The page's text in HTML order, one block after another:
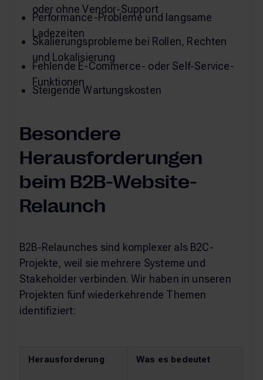
oder ohne Vendor-Support
Performance-Probleme und langsame
Ladezeiten
Skalierungsprobleme bei Rollen, Rechten
und Lokalisierung
Fehlende E-Commerce- oder Self-Service-
Funktionen
Steigende Wartungskosten
Besondere
Herausforderungen
beim B2B-Website-
Relaunch
B2B-Relaunches sind komplexer als B2C-
Projekte, weil sie mehrere Systeme und
Stakeholder verbinden. Wir haben in unseren
Projekten fünf wiederkehrende Themen
identifiziert:
Herausforderung Was es bedeutet